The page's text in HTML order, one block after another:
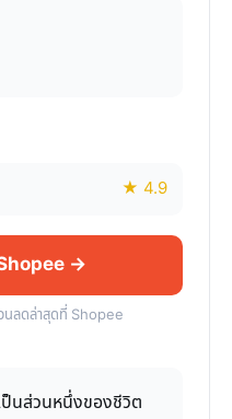
★ 4.9
→
วนลดล่าสุดที่ Shopee
นส่วนหนึ่งของชีวิต